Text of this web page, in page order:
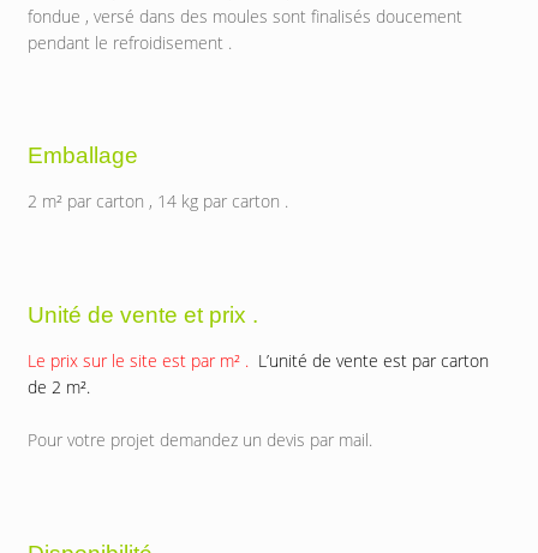
fondue , versé dans des moules sont finalisés doucement
pendant le refroidisement .
Emballage
2 m² par carton , 14 kg par carton .
Unité de vente et prix .
Le prix sur le site est par m² . L’unité de vente est par carton
de 2 m².
Pour votre projet demandez un devis par mail.